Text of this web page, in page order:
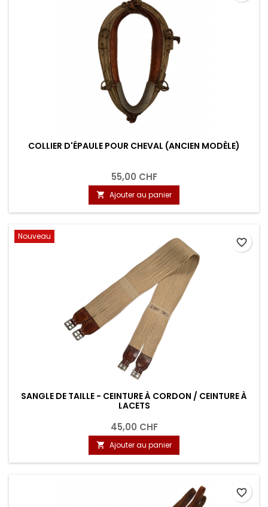
COLLIER D'ÉPAULE POUR CHEVAL (ANCIEN MODÈLE)
55,00 CHF
 Ajouter au panier
Nouveau
SANGLE DE TAILLE - CEINTURE À CORDON / CEINTURE À
LACETS
45,00 CHF
 Ajouter au panier
favorite_border
favorite_border